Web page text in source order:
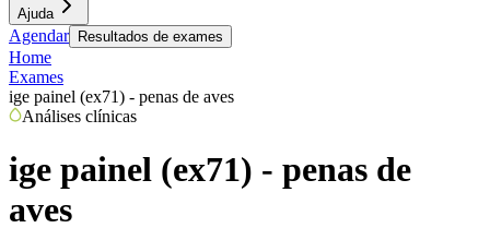
Ajuda
Agendar Resultados de exames
Home
Exames
ige painel (ex71) - penas de aves
Análises clínicas
ige painel (ex71) - penas de
aves